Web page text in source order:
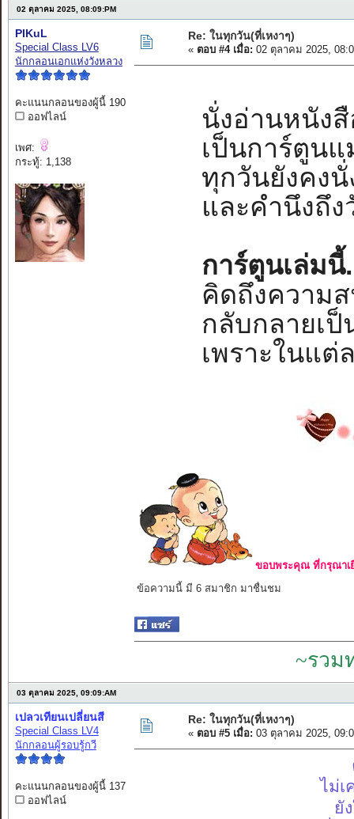
02 ตุลาคม 2025, 08:09:PM
PIKuL
Special Class LV6
นักกลอนเอกแห่งวังหลวง
คะแนนกลอนของผู้นี้ 190
ออฟไลน์
เพศ:
กระทู้: 1,138
Re: ในทุกวัน(ที่เหงาๆ)
« ตอบ #4 เมื่อ: 02 ตุลาคม 2025,
นั่งอ่านหนัง
เป็นการ์ตูน
ทุกวันยังคงนั่
และคำนึงถึง
การ์ตูนเล่ม
คิดถึงความ
กลับกลายเ
เพราะในแต่
ขอบพระคุณ ที่กรุณาเ
ข้อความนี้ มี 6 สมาชิก มาชื่นชม
~รวม
03 ตุลาคม 2025, 09:09:AM
เปลวเทียนเปลี่ยนสี
Special Class LV4
นักกลอนผู้รอบรู้กวี
คะแนนกลอนของผู้นี้ 137
ออฟไลน์
Re: ในทุกวัน(ที่เหงาๆ)
« ตอบ #5 เมื่อ: 03 ตุลาคม 2025,
ไม่เ
ยั